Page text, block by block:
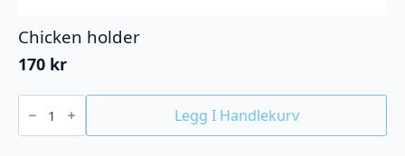
Chicken holder
170 kr
Chicken
holder Legg I Handlekurv